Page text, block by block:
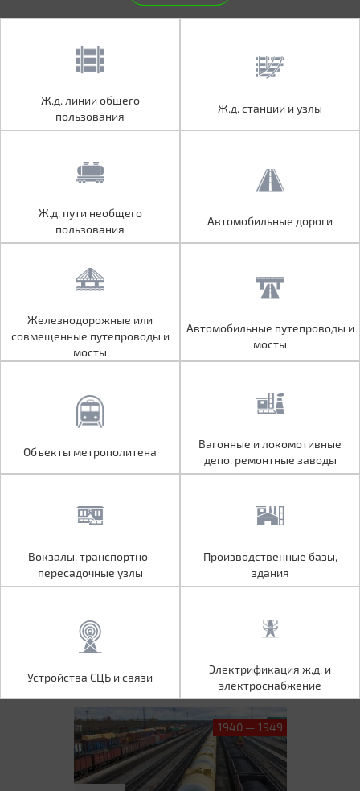
Ж.д. линии общего
пользования
Ж.д. пути необщего
пользования
Автомобильные дороги
Железнодорожные или
совмещенные путепроводы и
мосты
Автомобильные путепроводы и
мосты
Вагонные и локомотивные
Вокзалы, транспортно-
пересадочные узлы
Производственные базы,
Электрификация ж.д. и
электроснабжение
Ж.д. линии общего
пользования
Ж.д. станции и узлы
Ж.д. пути необщего
пользования
Автомобильные дороги
Железнодорожные или
совмещенные путепроводы и
мосты
Автомобильные путепроводы и
мосты
Объекты метрополитена
Вагонные и локомотивные
депо, ремонтные заводы
Вокзалы, транспортно-
пересадочные узлы
Производственные базы,
здания
Устройства СЦБ и связи
Электрификация ж.д. и
электроснабжение
1940 — 1949